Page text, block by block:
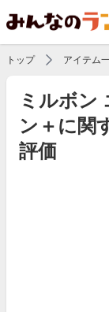
トップ アイテム
ミルボン
ン＋に関
評価